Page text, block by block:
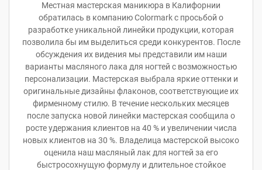
Местная мастерская маникюра в Калифорнии
обратилась в компанию Colormark с просьбой о
разработке уникальной линейки продукции, которая
позволила бы им выделиться среди конкурентов. После
обсуждения их видения мы представили им наши
варианты масляного лака для ногтей с возможностью
персонализации. Мастерская выбрала яркие оттенки и
оригинальные дизайны флаконов, соответствующие их
фирменному стилю. В течение нескольких месяцев
после запуска новой линейки мастерская сообщила о
росте удержания клиентов на 40 % и увеличении числа
новых клиентов на 30 %. Владелица мастерской высоко
оценила наш масляный лак для ногтей за его
быстросохнущую формулу и длительное стойкое